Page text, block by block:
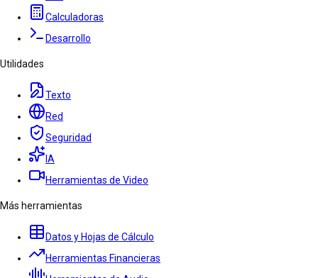
Calculadoras
Desarrollo
Utilidades
Texto
Red
Seguridad
IA
Herramientas de Video
Más herramientas
Datos y Hojas de Cálculo
Herramientas Financieras